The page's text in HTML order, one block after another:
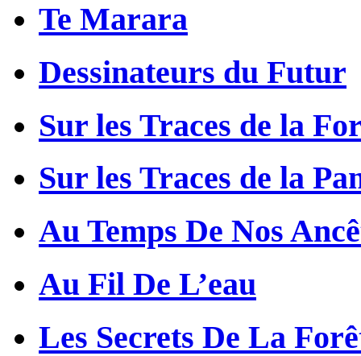
Te Marara
Dessinateurs du Futur
Sur les Traces de la
Sur les Traces de la
Au Temps De Nos
Au Fil De L’eau
Les Secrets De La